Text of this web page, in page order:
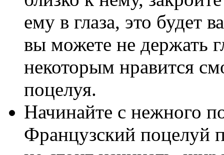
ему в глаза, это будет
вы можете не держать
некоторым нравится
поцелуя.
Начинайте с нежного
Французский поцелуй